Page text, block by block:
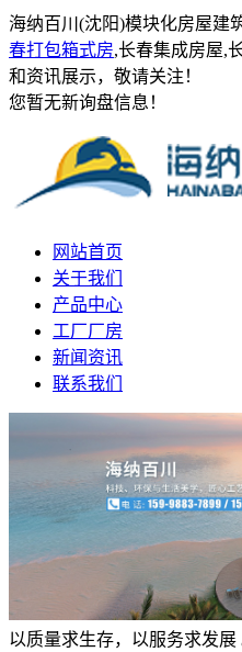
海纳百川(沈阳)模块化房屋建
春打包箱式房,长春集成房屋,
和资讯展示，敬请关注！
您暂无新询盘信息！
网站首页
关于我们
产品中心
工厂厂房
新闻资讯
联系我们
以质量求生存，以服务求发展